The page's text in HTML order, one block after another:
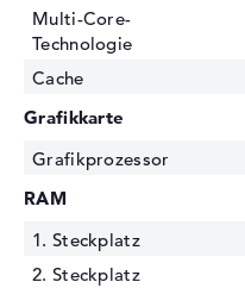
Multi-Core-
Technologie
Cache
Grafikkarte
Grafikprozessor
RAM
1. Steckplatz
2. Steckplatz